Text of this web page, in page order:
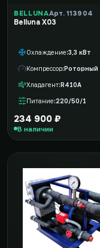
BELLUNAАрт. 113904
Belluna X03
Охлаждение 3,3 кВт
Компрессор Роторный
Хладагент R410A
Питание 220/50/1
234 900 ₽
В наличии